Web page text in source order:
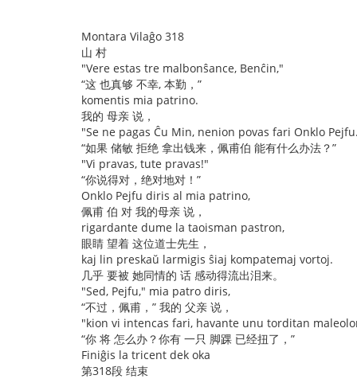
Montara Vilaĝo 318
山 村
"Vere estas tre malbonŝance, Benĉin,"
“这 也真够 不幸, 本勤，”
komentis mia patrino.
我的 母亲 说，
"Se ne pagas Ĉu Min, nenion povas fari Onklo
“如果 储敏 拒绝 拿出钱来，佩甫伯 能有什么办法？”
"Vi pravas, tute pravas!"
“你说得对，绝对地对！”
Onklo Pejfu diris al mia patrino,
佩甫 伯 对 我的母亲 说，
rigardante dume la taoisman pastron,
眼睛 望着 这位道士先生，
kaj lin preskaŭ larmigis ŝiaj kompatemaj vortoj.
几乎 要被 她同情的 话 感动得流出泪来。
"Sed, Pejfu," mia patro diris,
“不过，佩甫，” 我的 父亲 说，
"kion vi intencas fari, havante unu torditan
“你 将 怎么办？你有 一只 脚踝 已经扭了，”
Finiĝis la tricent dek oka
第318段 结束